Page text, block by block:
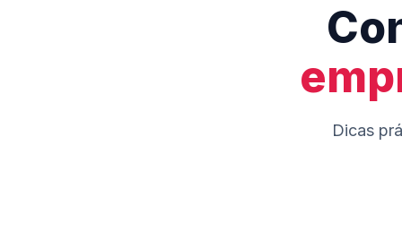
Dicas